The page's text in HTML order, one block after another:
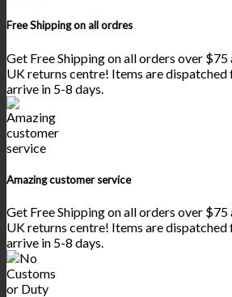
Free Shipping on all ordres
Get Free Shipping on all orders over
UK returns centre! Items are dispatched
arrive in 5-8 days.
Amazing customer service
Get Free Shipping on all orders over
UK returns centre! Items are dispatched
arrive in 5-8 days.